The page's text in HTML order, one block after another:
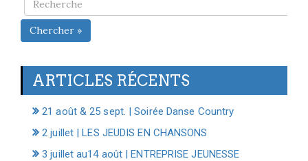
Chercher »
ARTICLES RÉCENTS
21 août & 25 sept. | Soirée Danse Country
2 juillet | LES JEUDIS EN CHANSONS
3 juillet au14 août | ENTREPRISE JEUNESSE